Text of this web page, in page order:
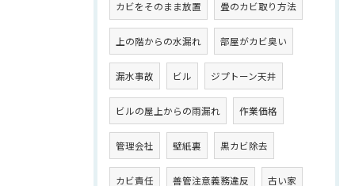
カビをそのまま放置 畳のカビ取り方法
上の階からの水漏れ 部屋がカビ臭い
漏水事故 ビル ジプトーン天井
ビルの屋上からの雨漏れ 作業価格
管理会社 壁紙裏 黒カビ除去
カビ責任 善管注意義務違反 古い家